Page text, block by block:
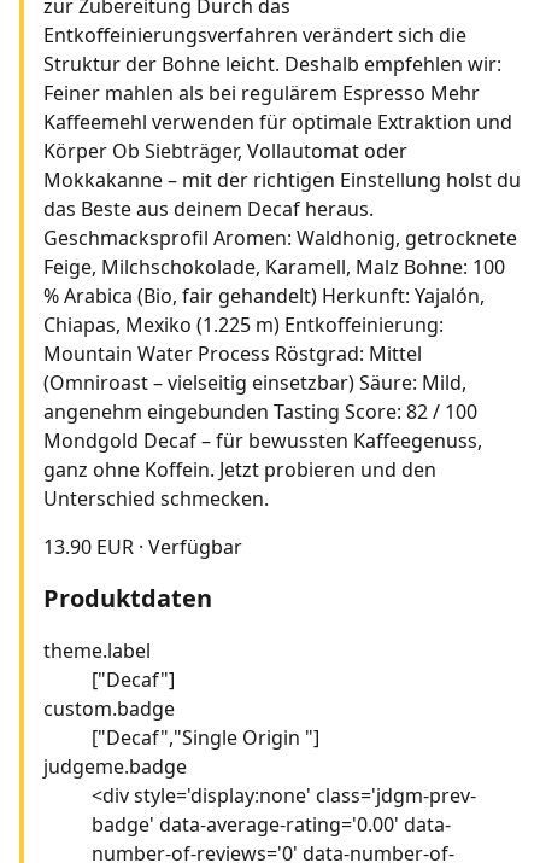
zur Zubereitung Durch das
Entkoffeinierungsverfahren verändert sich die
Struktur der Bohne leicht. Deshalb empfehlen wir:
Feiner mahlen als bei regulärem Espresso Mehr
Kaffeemehl verwenden für optimale Extraktion und
Körper Ob Siebträger, Vollautomat oder
Mokkakanne – mit der richtigen Einstellung holst du
das Beste aus deinem Decaf heraus.
Geschmacksprofil Aromen: Waldhonig, getrocknete
Feige, Milchschokolade, Karamell, Malz Bohne: 100
% Arabica (Bio, fair gehandelt) Herkunft: Yajalón,
Chiapas, Mexiko (1.225 m) Entkoffeinierung:
Mountain Water Process Röstgrad: Mittel
(Omniroast – vielseitig einsetzbar) Säure: Mild,
angenehm eingebunden Tasting Score: 82 / 100
Mondgold Decaf – für bewussten Kaffeegenuss,
ganz ohne Koffein. Jetzt probieren und den
Unterschied schmecken.
13.90 EUR · Verfügbar
Produktdaten
theme.label
["Decaf"]
custom.badge
["Decaf","Single Origin "]
judgeme.badge
<div style='display:none' class='jdgm-prev-
badge' data-average-rating='0.00' data-
number-of-reviews='0' data-number-of-